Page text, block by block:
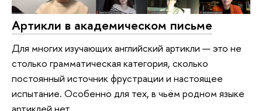
Артикли в академическом письме
Для многих изучающих английский артикли — это не
столько грамматическая категория, сколько
постоянный источник фрустрации и настоящее
испытание. Особенно для тех, в чьём родном языке